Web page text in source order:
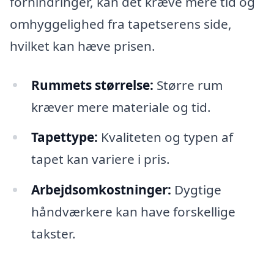
omhyggelighed fra tapetserens side,
hvilket kan hæve prisen.
Rummets størrelse: Større rum
kræver mere materiale og tid.
Tapettype: Kvaliteten og typen af
tapet kan variere i pris.
Arbejdsomkostninger: Dygtige
håndværkere kan have forskellige
takster.